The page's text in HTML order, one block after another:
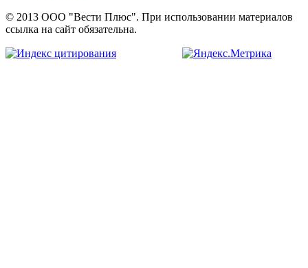
© 2013 ООО "Вести Плюс". При использовании материалов
ссылка на сайт обязательна.